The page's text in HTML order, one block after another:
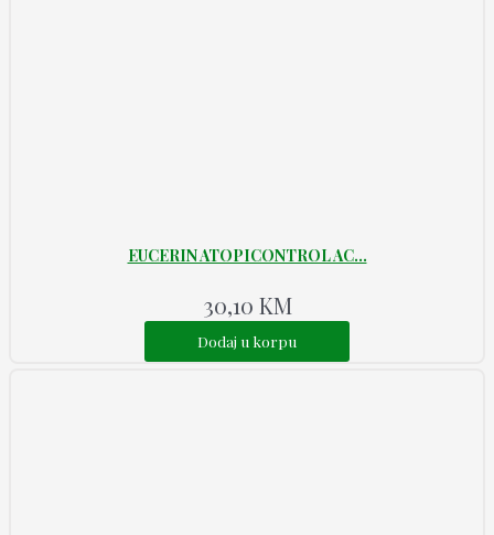
EUCERIN ATOPICONTROL AC...
30,10 KM
Dodaj u korpu